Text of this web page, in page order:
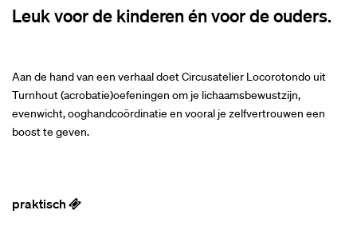
Leuk voor de kinderen én voor de ouders.
Aan de hand van een verhaal doet Circusatelier Locorotondo uit
Turnhout (acrobatie)oefeningen om je lichaamsbewustzijn,
evenwicht, ooghandcoördinatie en vooral je zelfvertrouwen een
boost te geven.
praktisch